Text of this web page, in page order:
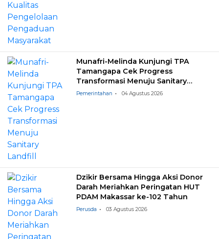
Munafri-Melinda Kunjungi TPA
Tamangapa Cek Progress
Transformasi Menuju Sanitary
Landfill
Pemerintahan 04 Agustus 2026
Dzikir Bersama Hingga Aksi Donor
Darah Meriahkan Peringatan HUT
PDAM Makassar ke-102 Tahun
Perusda 03 Agustus 2026